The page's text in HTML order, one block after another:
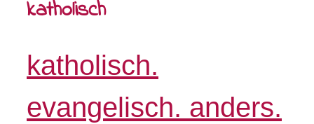
katholisch
katholisch.
evangelisch. anders.